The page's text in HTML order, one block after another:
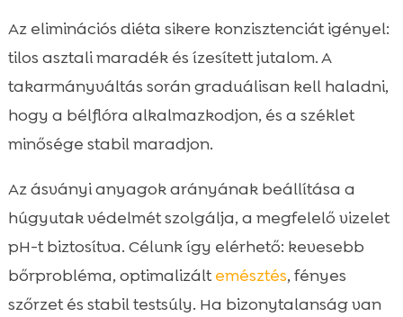
Az eliminációs diéta sikere konzisztenciát igényel:
tilos asztali maradék és ízesített jutalom. A
takarmányváltás során graduálisan kell haladni,
hogy a bélflóra alkalmazkodjon, és a széklet
minősége stabil maradjon.
Az ásványi anyagok arányának beállítása a
húgyutak védelmét szolgálja, a megfelelő vizelet
pH-t biztosítva. Célunk így elérhető: kevesebb
bőrprobléma, optimalizáltemésztés, fényes
szőrzet és stabil testsúly. Ha bizonytalanság van